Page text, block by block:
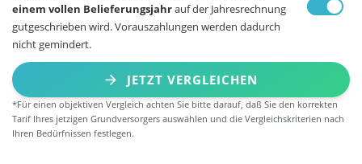
einem vollen Belieferungsjahrauf der Jahresrechnung
gutgeschrieben wird. Vorauszahlungen werden dadurch
nicht gemindert.
JETZT VERGLEICHEN
*Für einen objektiven Vergleich achten Sie bitte darauf, daß Sie den korrekten
Tarif Ihres jetzigen Grundversorgers auswählen und die Vergleichskriterien nach
Ihren Bedürfnissen festlegen.